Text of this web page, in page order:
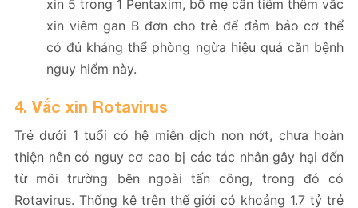
xin 5 trong 1 Pentaxim, bố mẹ cần tiêm thêm vắc
xin viêm gan B đơn cho trẻ để đảm bảo cơ thể
có đủ kháng thể phòng ngừa hiệu quả căn bệnh
nguy hiểm này.
4. Vắc xin Rotavirus
Trẻ dưới 1 tuổi có hệ miễn dịch non nớt, chưa hoàn
thiện nên có nguy cơ cao bị các tác nhân gây hại đến
từ môi trường bên ngoài tấn công, trong đó có
Rotavirus. Thống kê trên thế giới có khoảng 1.7 tỷ trẻ